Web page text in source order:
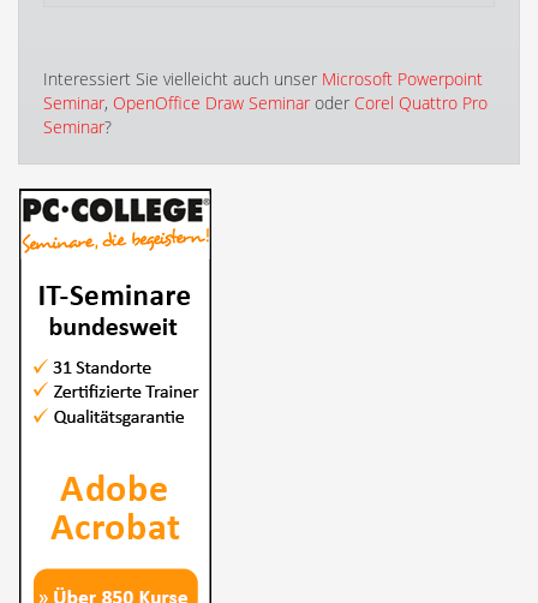
Interessiert Sie vielleicht auch unser Microsoft Powerpoint
Seminar, OpenOffice Draw Seminar oder Corel Quattro Pro
Seminar?